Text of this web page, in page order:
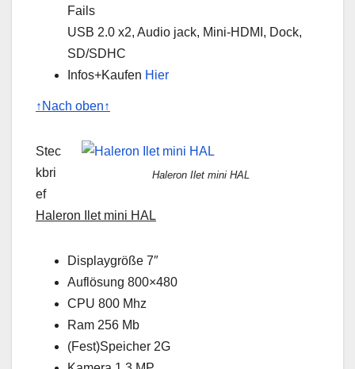
Fails
USB 2.0 x2, Audio jack, Mini-HDMI, Dock,
SD/SDHC
Infos+Kaufen Hier
↑Nach oben↑
Haleron Ilet mini HAL
Stec
kbri
ef
Haleron Ilet mini HAL
Displaygröße 7″
Auflösung 800×480
CPU 800 Mhz
Ram 256 Mb
(Fest)Speicher 2G